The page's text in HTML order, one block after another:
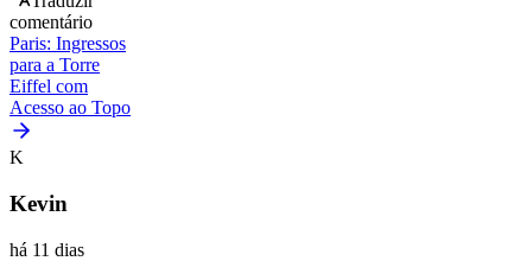
comentário
Paris: Ingressos
para a Torre
Eiffel com
Acesso ao Topo
K
Kevin
há 11 dias